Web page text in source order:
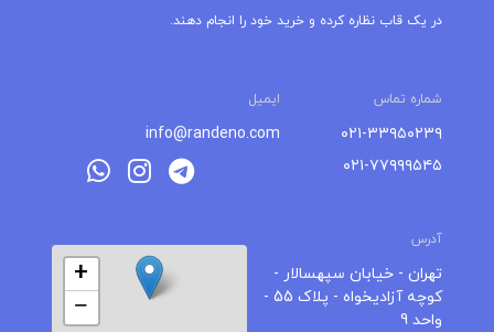
در یک قاب نظاره کرده و خرید خود را انجام دهند.
شماره تماس ایمیل
۰۲۱-۳۳۹۵۰۲۳۹
۰۲۱-۷۷۹۹۹۵۴۵
info@randeno.com
آدرس
تهران - خیابان سپهسالار -
کوچه آزادیخواه - پلاک 55 -
واحد 9
+
−